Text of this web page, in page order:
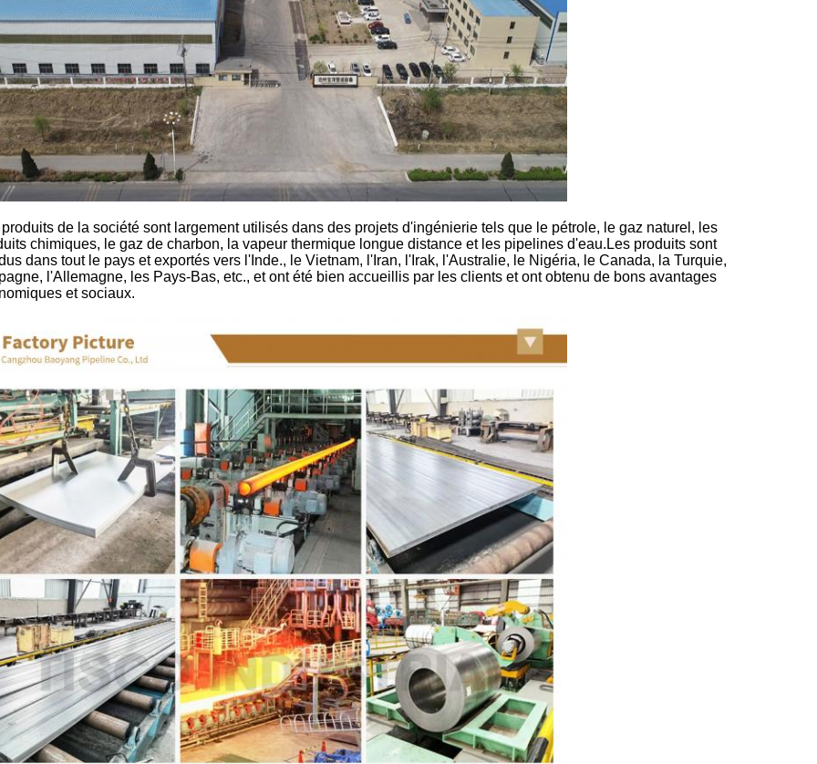
de la société sont largement utilisés dans des projets d'ingénierie tels que le pétrole, le gaz naturel, les
chimiques, le gaz de charbon, la vapeur thermique longue distance et les pipelines d'eau.Les produits sont
dans tout le pays et exportés vers l'Inde., le Vietnam, l'Iran, l'Irak, l'Australie, le Nigéria, le Canada, la Turquie,
l'Allemagne, les Pays-Bas, etc., et ont été bien accueillis par les clients et ont obtenu de bons avantages
et sociaux.